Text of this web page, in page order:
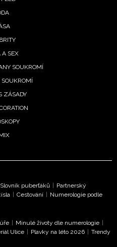
novinek.
Pokud souhlasíte se
účelu podle
s.r.o., zaškrtněte toto pole.
A SEX
SOUKROMÍ
ZÁSADY
Slovník puberťáků
Partnerský
Cestování
Numerologie podle
Minulé životy dle numerologie
Ulice Plavky na léto 2026
Trendy